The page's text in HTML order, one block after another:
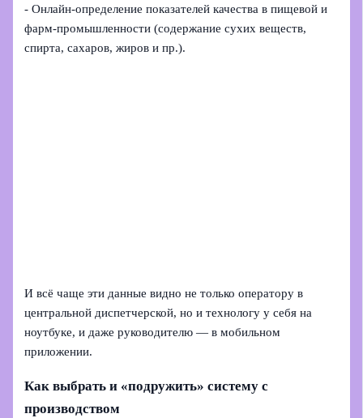
- Онлайн‑определение показателей качества в пищевой и
фарм‑промышленности (содержание сухих веществ,
спирта, сахаров, жиров и пр.).
И всё чаще эти данные видно не только оператору в
центральной диспетчерской, но и технологу у себя на
ноутбуке, и даже руководителю — в мобильном
приложении.
Как выбрать и «подружить» систему с
производством